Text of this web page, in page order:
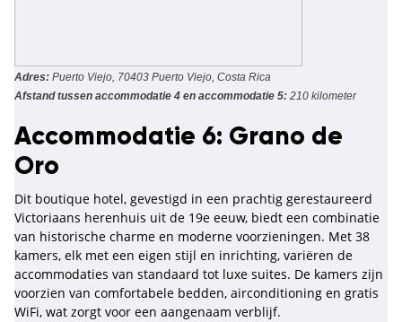
Adres: Puerto Viejo, 70403 Puerto Viejo, Costa Rica
Afstand tussen accommodatie 4 en accommodatie 5: 210 kilometer
Accommodatie 6: Grano de
Oro
Dit boutique hotel, gevestigd in een prachtig gerestaureerd
Victoriaans herenhuis uit de 19e eeuw, biedt een combinatie
van historische charme en moderne voorzieningen. Met 38
kamers, elk met een eigen stijl en inrichting, variëren de
accommodaties van standaard tot luxe suites. De kamers zijn
voorzien van comfortabele bedden, airconditioning en gratis
WiFi, wat zorgt voor een aangenaam verblijf.